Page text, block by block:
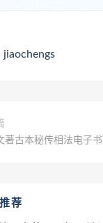
jiaochengs
著古本秘传相法电子
荐